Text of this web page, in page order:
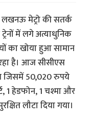
लखनऊ मेट्रो की सतर्क
में लगे अत्याधुनिक
का खोया हुआ सामान
है। आज सीसीएस
जिसमें 50,020 रुपये
1 हेडफोन, 1 चश्मा और
लौटा दिया गया।